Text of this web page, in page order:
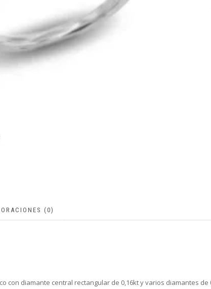
(0)
con diamante central rectangular de 0,16kt y varios diamantes de